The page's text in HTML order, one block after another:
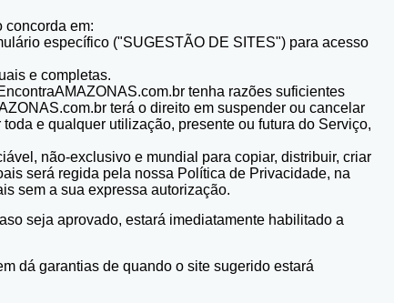
concorda em:
específico ("SUGESTÃO DE SITES") para acesso
e completas.
tenha razões suficientes
terá o direito em suspender ou cancelar
e qualquer utilização, presente ou futura do Serviço,
não-exclusivo e mundial para copiar, distribuir, criar
será regida pela nossa Política de Privacidade, na
sem a sua expressa autorização.
seja aprovado, estará imediatamente habilitado a
dá garantias de quando o site sugerido estará